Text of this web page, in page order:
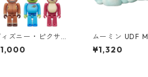
ズニー・ピクサー
ブリック BE@RBR
CHASE TOY STOR
ムーミン UDF
N ヨクサル（寝
ギュア
¥1,320